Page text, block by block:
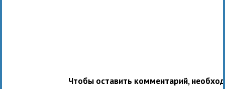
Чтобы оставить комментарий,